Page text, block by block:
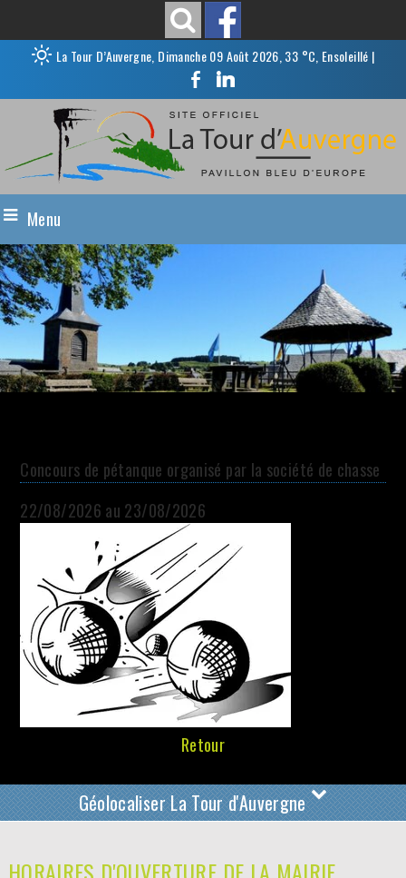
La Tour D’Auvergne, Dimanche 09 Août 2026, 33 °C, Ensoleillé |
Menu
Concours de pétanque organisé par la société de chasse
22/08/2026 au 23/08/2026
Retour
Géolocaliser La Tour d'Auvergne